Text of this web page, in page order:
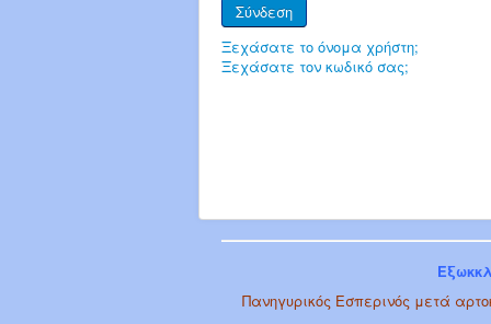
Σύνδεση
Ξεχάσατε το όνομα χρήστη;
Ξεχάσατε τον κωδικό σας;
Πανηγυρικός Εσπερινός μετά